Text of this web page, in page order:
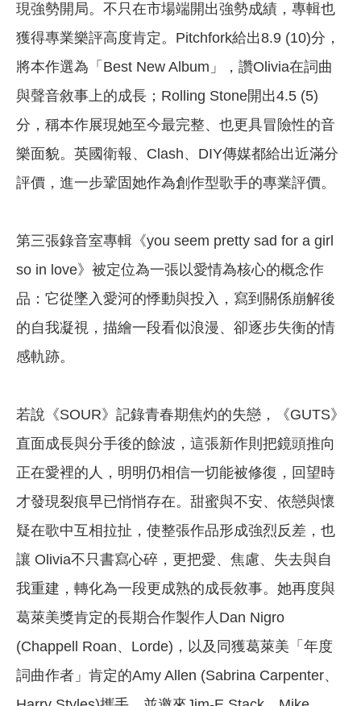
現強勢開局。不只在市場端開出強勢成績，專輯也
獲得專業樂評高度肯定。Pitchfork給出8.9 (10)分，
將本作選為「Best New Album」，讚Olivia在詞曲
與聲音敘事上的成長；Rolling Stone開出4.5 (5)
分，稱本作展現她至今最完整、也更具冒險性的音
樂面貌。英國衛報、Clash、DIY傳媒都給出近滿分
評價，進一步鞏固她作為創作型歌手的專業評價。
第三張錄音室專輯《you seem pretty sad for a girl
so in love》被定位為一張以愛情為核心的概念作
品：它從墜入愛河的悸動與投入，寫到關係崩解後
的自我凝視，描繪一段看似浪漫、卻逐步失衡的情
感軌跡。
若說《SOUR》記錄青春期焦灼的失戀，《GUTS》
直面成長與分手後的餘波，這張新作則把鏡頭推向
正在愛裡的人，明明仍相信一切能被修復，回望時
才發現裂痕早已悄悄存在。甜蜜與不安、依戀與懷
疑在歌中互相拉扯，使整張作品形成強烈反差，也
讓 Olivia不只書寫心碎，更把愛、焦慮、失去與自
我重建，轉化為一段更成熟的成長敘事。她再度與
葛萊美獎肯定的長期合作製作人Dan Nigro
(Chappell Roan、Lorde)，以及同獲葛萊美「年度
詞曲作者」肯定的Amy Allen (Sabrina Carpenter、